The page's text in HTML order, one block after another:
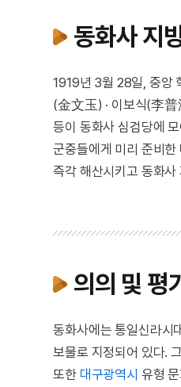
동화사 지
1919년 3월 28일, 중앙
(金文玉) · 이보식(李普
등이 동화사 심검당에
군중들에게 미리 준비
즉각 해산시키고 동화
의의 및 평
동화사에는 통일신라시
보물로 지정되어 있다.
또한 대구광역시 유형